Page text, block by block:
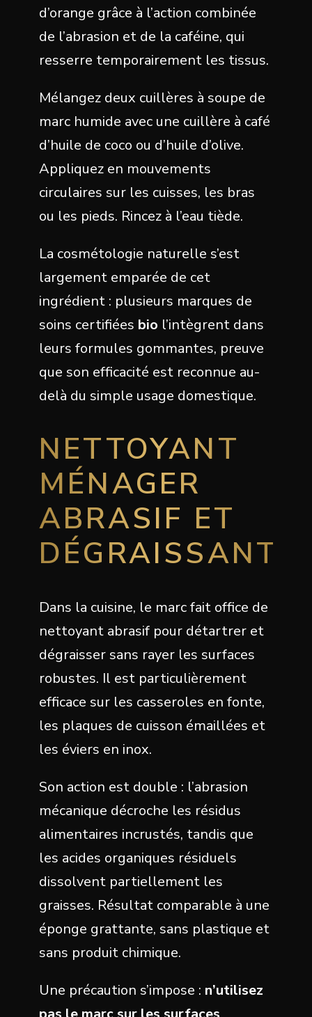
d’orange grâce à l’action combinée
de l’abrasion et de la caféine, qui
resserre temporairement les tissus.
Mélangez deux cuillères à soupe de
marc humide avec une cuillère à café
d’huile de coco ou d’huile d’olive.
Appliquez en mouvements
circulaires sur les cuisses, les bras
ou les pieds. Rincez à l’eau tiède.
La cosmétologie naturelle s’est
largement emparée de cet
ingrédient : plusieurs marques de
soins certifiées bio l’intègrent dans
leurs formules gommantes, preuve
que son efficacité est reconnue au-
delà du simple usage domestique.
NETTOYANT
MÉNAGER
ABRASIF ET
DÉGRAISSANT
Dans la cuisine, le marc fait office de
nettoyant abrasif pour détartrer et
dégraisser sans rayer les surfaces
robustes. Il est particulièrement
efficace sur les casseroles en fonte,
les plaques de cuisson émaillées et
les éviers en inox.
Son action est double : l’abrasion
mécanique décroche les résidus
alimentaires incrustés, tandis que
les acides organiques résiduels
dissolvent partiellement les
graisses. Résultat comparable à une
éponge grattante, sans plastique et
sans produit chimique.
Une précaution s’impose : n’utilisez